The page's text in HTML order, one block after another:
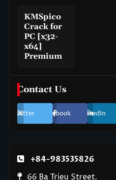
KMSpico
Crack for
PC [x32-
x64]
Premium
Contact Us
Twitter Facebook LinkedIn
+84-983535826
66 Ba Trieu Street.